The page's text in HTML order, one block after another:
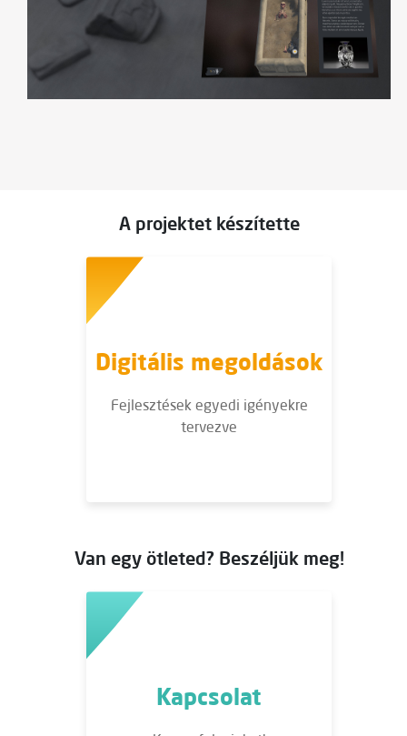
A projektet készítette
Digitális megoldások
Fejlesztések egyedi igényekre
tervezve
Van egy ötleted? Beszéljük meg!
Kapcsolat